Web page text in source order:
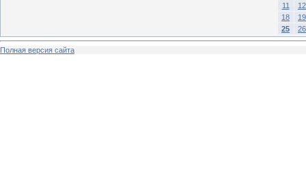
11
12
18
19
25
26
Полная версия сайта